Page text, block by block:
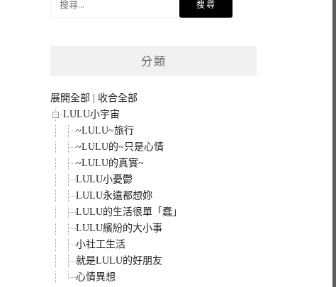
分類
展開全部
收合全部
LULU小宇宙
~LULU~旅行
~LULU的~只是心情
~LULU的真實~
LULU小憂鬱
LULU永遠都想妳
LULU的生活很單「蠢」
LULU繽紛的大小事
小社工生活
就是LULU的好朋友
心情異想